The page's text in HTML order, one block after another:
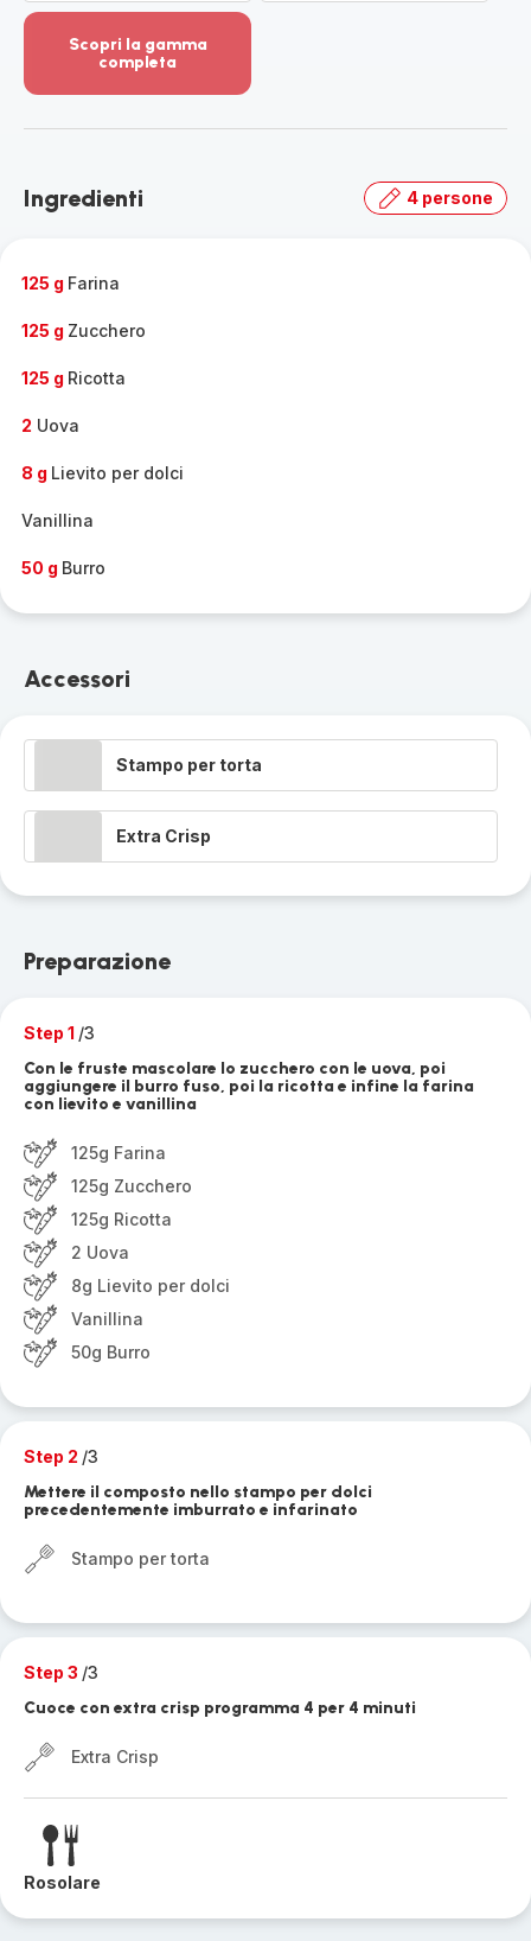
Scopri la gamma
completa
dettagli
la
Ingredienti 4 persone
125 g Farina
125 g Zucchero
125 g Ricotta
2 Uova
8 g Lievito per dolci
Vanillina
50 g Burro
Accessori
Stampo per torta
Extra Crisp
Preparazione
Step 1 /3
Con le fruste mascolare lo zucchero con le uova, poi
aggiungere il burro fuso, poi la ricotta e infine la farina
con lievito e vanillina
125g Farina
125g Zucchero
125g Ricotta
2 Uova
8g Lievito per dolci
Vanillina
50g Burro
Step 2 /3
Mettere il composto nello stampo per dolci
precedentemente imburrato e infarinato
Stampo per torta
Step 3 /3
Cuoce con extra crisp programma 4 per 4 minuti
Extra Crisp
Rosolare